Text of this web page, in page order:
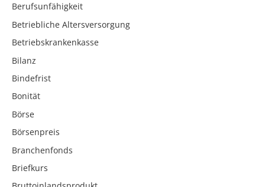
Berufsunfähigkeit
Betriebliche Altersversorgung
Betriebskrankenkasse
Bilanz
Bindefrist
Bonität
Börse
Börsenpreis
Branchenfonds
Briefkurs